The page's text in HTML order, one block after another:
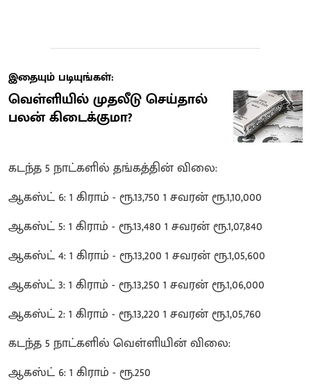
இதையும் படியுங்கள்:
வெள்ளியில் முதலீடு செய்தால்
பலன் கிடைக்குமா?
கடந்த 5 நாட்களில் தங்கத்தின் விலை:
ஆகஸ்ட் 6: 1 கிராம் - ரூ.13,750 1 சவரன் ரூ.1,10,000
ஆகஸ்ட் 5: 1 கிராம் - ரூ.13,480 1 சவரன் ரூ.1,07,840
ஆகஸ்ட் 4: 1 கிராம் - ரூ.13,200 1 சவரன் ரூ.1,05,600
ஆகஸ்ட் 3: 1 கிராம் - ரூ.13,250 1 சவரன் ரூ.1,06,000
ஆகஸ்ட் 2: 1 கிராம் - ரூ.13,220 1 சவரன் ரூ.1,05,760
கடந்த 5 நாட்களில் வெள்ளியின் விலை:
ஆகஸ்ட் 6: 1 கிராம் - ரூ.250